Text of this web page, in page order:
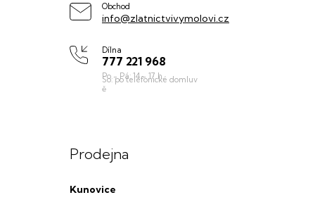
Obchod
info@zlatnictvivymolovi.cz
Dílna
777 221 968
Prodejna
Kunovice